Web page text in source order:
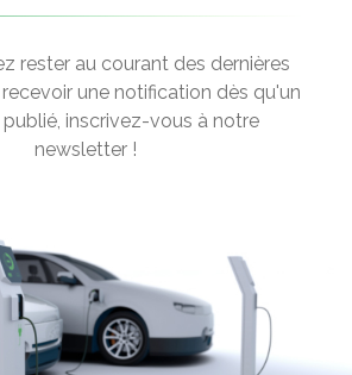
km
rester au courant des dernières
une notification dès qu'un
inscrivez-vous à notre
newsletter !